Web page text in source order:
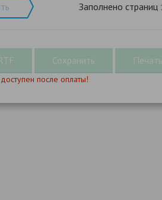
Заполнено страниц
после оплаты!